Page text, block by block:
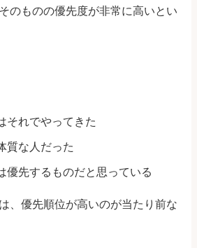
のものの優先度が非常に高いとい
それでやってきた
質な人だった
優先するものだと思っている
、優先順位が高いのが当たり前な